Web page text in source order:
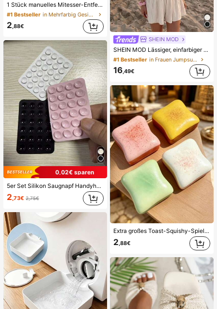
1 Stück manuelles Mitesser-Entfernungswerkzeug, Tiefenreinigung der Poren Hautschaber, Porenreinigung Meister, Akne-Extraktor, Mitesser-Entfernung, Gesichtsreinigungswerkzeug, Beauty-Pflege-Werkzeug, nicht-elektrische Hautpflegebürste mit strukturierter Oberfläche, Porenreinigung Zubehör, Geschenk für Frauen
#1 Bestseller in Mehrfarbig Gesichtsreinigungswerkzeuge
2 ,88€
0,02€ sparen
5er Set Silikon Saugnapf Handyhülle Halter, Saugnapf Handy Ständer, Klebender Handyhalter, Klebender Handy Ständer (Vor der Verwendung bitte die Oberfläche sorgfältig reinigen, um sicherzustellen, dass sie sauber und flach ist. 30 Minuten nach dem Anbringen warten, bevor Sie es benutzen), Must Have
2,73€ 2,75€
SHEIN MOD
SHEIN MOD Lässiger, einfarbiger Sommer-Jumpsuit für Damen, perfekt für den Schulstart, auch als Sommer-Pyjamahose geeignet.
#1 Bestseller in Frauen Jumpsuits
16 ,49€
Extra großes Toast-Squishy-Spielzeug, superweiches Buttertoast-Stressabbau-Drückspielzeug, erhältlich in Rosa, Gelb, Weiß und Grün, Stressabbau-Squishy-Spielzeug -- perfekt für Geburtstags- und Feiertagsgeschenke, tägliche kleine Überraschungsgeschenke, Kawaii, stimmungsaufhellend
2 ,88€